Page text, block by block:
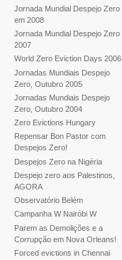
Jornada Mundial Despejo Zero
em 2008
Jornada Mundial Despejo Zero
2007
World Zero Eviction Days 2006
Jornadas Mundiais Despejo
Zero, Outubro 2005
Jornadas Mundiais Despejo
Zero, Outubro 2004
Zero Evictions Hungary
Repensar Bon Pastor com
Despejos Zero!
Despejos Zero na Nigéria
Despejo zero aos Palestinos,
AGORA
Observatório Belém
Campanha W Nairóbi W
Parem as Demolições e a
Corrupção em Nova Orleans!
Forced evictions in Chennai